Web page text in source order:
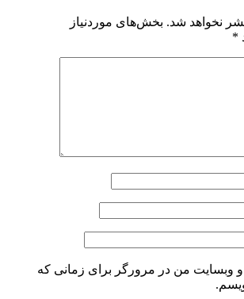
نخواهد شد. بخش‌های موردنیاز
*
و وبسایت من در مرورگر برای زمانی که